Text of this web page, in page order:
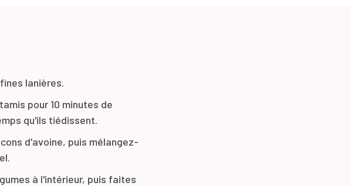
lanières.
pour 10 minutes de
qu'ils tiédissent.
d'avoine, puis mélangez-
à l'intérieur, puis faites